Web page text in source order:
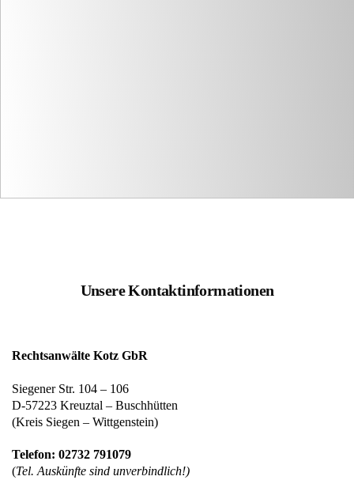
Unsere Kontaktinformationen
Rechtsanwälte Kotz GbR
Siegener Str. 104 – 106
D-57223 Kreuztal – Buschhütten
(Kreis Siegen – Wittgenstein)
Telefon: 02732 791079
(Tel. Auskünfte sind unverbindlich!)